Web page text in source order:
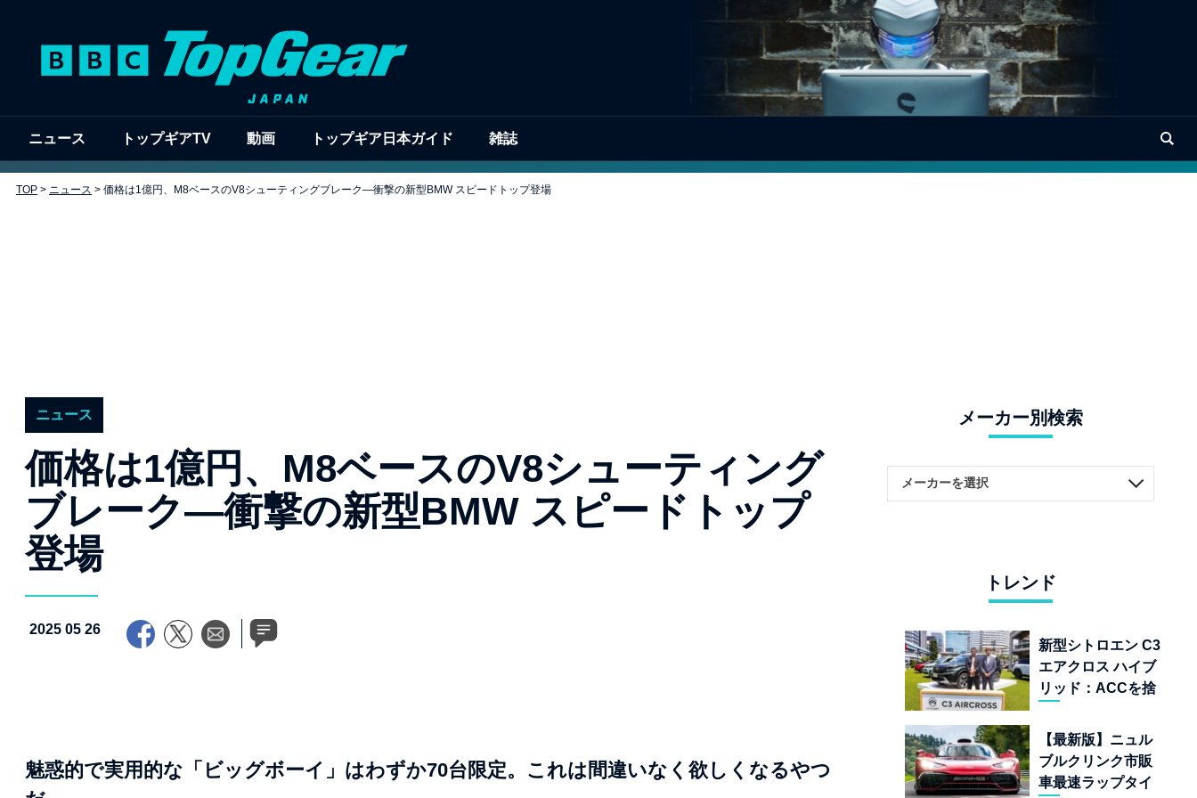
ニュース トップギアTV 動画 トップギア日本ガイド 雑誌
TOP > ニュース > 価格は1億円、M8ベースのV8シューティングブレーク―衝撃の新型BMW スピードトップ登場
ニュース
価格は1億円、M8ベースのV8シューティング
ブレーク―衝撃の新型BMW スピードトップ
登場
2025 05 26
魅惑的で実用的な「ビッグボーイ」はわずか70台限定。これは間違いなく欲しくなるやつ
メーカー別検索
トレンド
新型シトロエン C3
エアクロス ハイブ
リッド：ACCを捨
毯」を手に入れた
フランスの異端児
【最新版】ニュル
ブルクリンク市販
車最速ラップタイ